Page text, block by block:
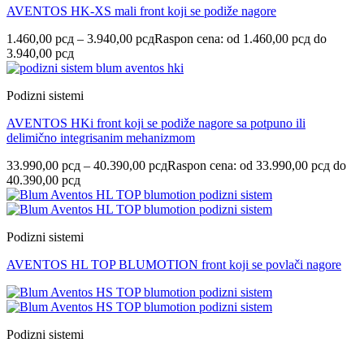
AVENTOS HK-XS mali front koji se podiže nagore
1.460,00 рсд – 3.940,00 рсдRaspon cena: od 1.460,00 рсд do
3.940,00 рсд
Podizni sistemi
AVENTOS HKi front koji se podiže nagore sa potpuno ili
delimično integrisanim mehanizmom
33.990,00 рсд – 40.390,00 рсдRaspon cena: od 33.990,00 рсд do
40.390,00 рсд
Podizni sistemi
AVENTOS HL TOP BLUMOTION front koji se povlači nagore
Podizni sistemi